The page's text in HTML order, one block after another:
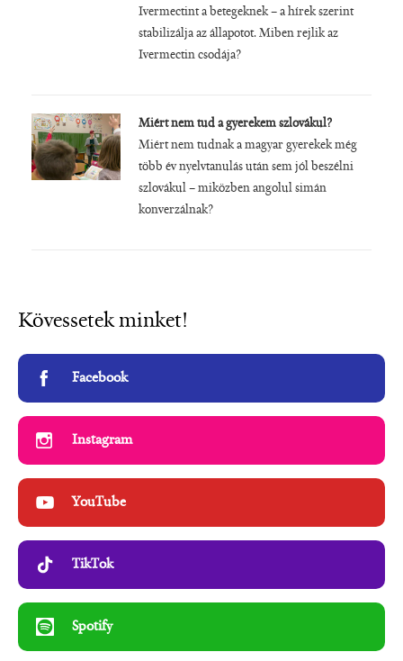
Ivermectint a betegeknek – a hírek szerint
stabilizálja az állapotot. Miben rejlik az
Ivermectin csodája?
Miért nem tud a gyerekem szlovákul?
Miért nem tudnak a magyar gyerekek még
több év nyelvtanulás után sem jól beszélni
szlovákul – miközben angolul simán
konverzálnak?
Kövessetek minket!
Facebook
Instagram
YouTube
TikTok
Spotify